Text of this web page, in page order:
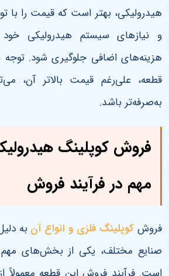
هیدرولیکی، بهتر است که قیمت را با
و نیازهای سیستم هیدرولیکی خود
هزینه‌های اضافی جلوگیری شود. توجه
قطعه، علی‌رغم قیمت بالاتر آن،
به‌صرفه‌تر باشد.
فروش کوپلینگ
مهم در فرآیند فروش
فروش کوپلینگ فلزی و انواع آن به
صنایع مختلف، یکی از بخش‌های مهم